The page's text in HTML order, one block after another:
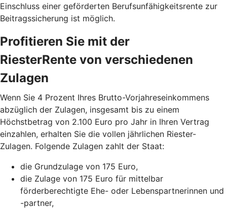
Einschluss einer geförderten Berufsunfähigkeitsrente zur
Beitragssicherung ist möglich.
Profitieren Sie mit der
RiesterRente von verschiedenen
Zulagen
Wenn Sie 4 Prozent Ihres Brutto-Vorjahreseinkommens
abzüglich der Zulagen, insgesamt bis zu einem
Höchstbetrag von 2.100 Euro pro Jahr in Ihren Vertrag
einzahlen, erhalten Sie die vollen jährlichen Riester-
Zulagen. Folgende Zulagen zahlt der Staat:
die Grundzulage von 175 Euro,
die Zulage von 175 Euro für mittelbar
förderberechtigte Ehe- oder Lebenspartnerinnen und
-partner,